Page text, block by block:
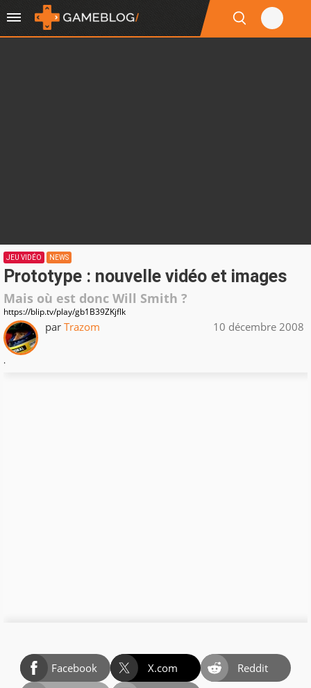
JEU VIDÉO NEWS
Prototype : nouvelle vidéo et images
Mais où est donc Will Smith ?
https://blip.tv/play/gb1B39ZKjflk
par Trazom 10 décembre 2008
.
Facebook X.com
Reddit